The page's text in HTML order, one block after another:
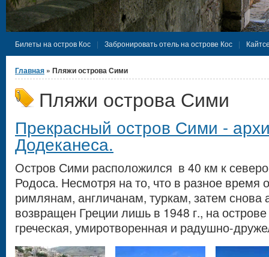
Билеты на остров Кос Забронировать отель на острове Кос
Вы здесь
Главная » Пляжи острова Сими
Пляжи острова Сими
Прекрасный остров Сими -
Додеканеса.
Остров Сими расположился в 40 км к
Родоса. Несмотря на то, что в разное время
римлянам, англичанам, туркам, затем снова
возвращен Греции лишь в 1948 г., на
греческая, умиротворенная и радушно-